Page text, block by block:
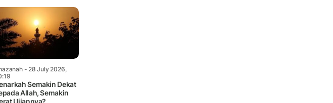
- 28 July 2026,
Semakin Dekat
Allah, Semakin